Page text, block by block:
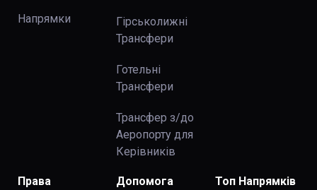
Напрямки
Гірськолижні
Трансфери
Готельні
Трансфери
Трансфер з/до
Аеропорту для
Керівників
Права Допомога Топ Напрямків